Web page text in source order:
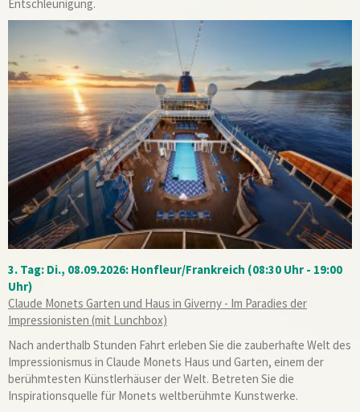
Entschleunigung.
3. Tag: Di., 08.09.2026: Honfleur/Frankreich (08:30 Uhr - 19:00
Uhr)
Claude Monets Garten und Haus in Giverny - Im Paradies der
Impressionisten (mit Lunchbox)
Nach anderthalb Stunden Fahrt erleben Sie die zauberhafte Welt des
Impressionismus in Claude Monets Haus und Garten, einem der
berühmtesten Künstlerhäuser der Welt. Betreten Sie die
Inspirationsquelle für Monets weltberühmte Kunstwerke.